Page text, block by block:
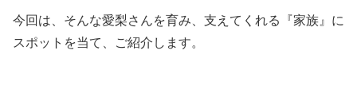
今回は、そんな愛梨さんを育み、支えてくれる『家族』に
スポットを当て、ご紹介します。